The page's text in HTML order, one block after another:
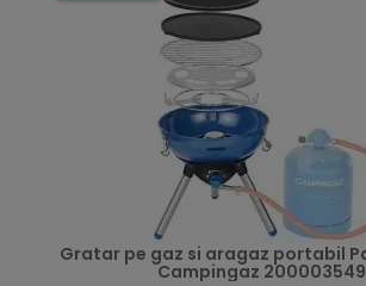
Gratar pe gaz si aragaz portabil
Campingaz